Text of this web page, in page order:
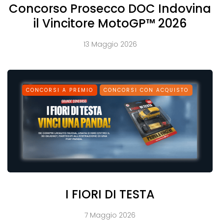
Concorso Prosecco DOC Indovina
il Vincitore MotoGP™ 2026
13 Maggio 2026
CONCORSI A PREMIO CONCORSI CON ACQUISTO
I FIORI DI TESTA
7 Maggio 2026